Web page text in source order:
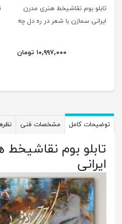
تابلو بوم نقاشیخط هنری مدرن
ایرانی سمازن با شعر در ره دل چه
۱۰,۹۹۷,۰۰۰ تومان
توضیحات کامل مشخصات فنی
تابلو بوم
ایرانی